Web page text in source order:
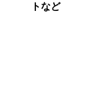
トなど